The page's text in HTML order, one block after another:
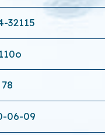
32115
78
06-09